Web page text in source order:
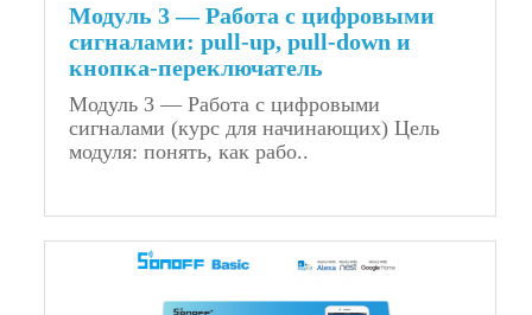
Модуль 3 — Работа с цифровыми
сигналами: pull-up, pull-down и
кнопка-переключатель
Модуль 3 — Работа с цифровыми
сигналами (курс для начинающих) Цель
модуля: понять, как рабо..